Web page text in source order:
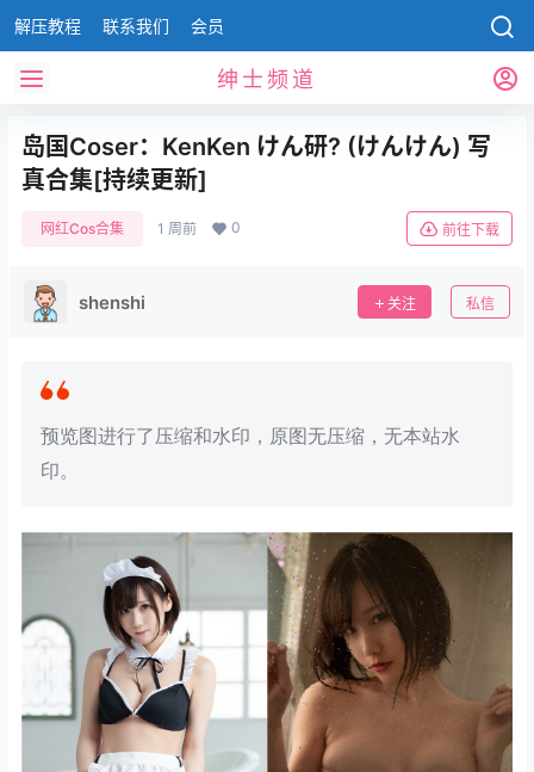
解压教程 联系我们 会员
绅士频道
岛国Coser：KenKen けん研? (けんけん) 写
真合集[持续更新]
网红Cos合集 1 周前 0 前往下载
shenshi 关注 私信
预览图进行了压缩和水印，原图无压缩，无本站水
印。